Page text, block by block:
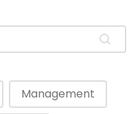
Management